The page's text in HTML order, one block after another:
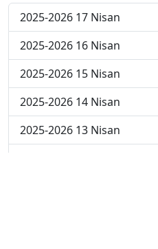
2025-2026 17 Nisan
2025-2026 16 Nisan
2025-2026 15 Nisan
2025-2026 14 Nisan
2025-2026 13 Nisan